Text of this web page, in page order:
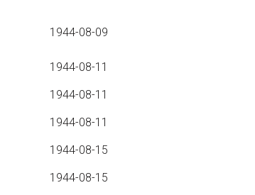
1944-08-09
1944-08-11
1944-08-11
1944-08-11
1944-08-15
1944-08-15